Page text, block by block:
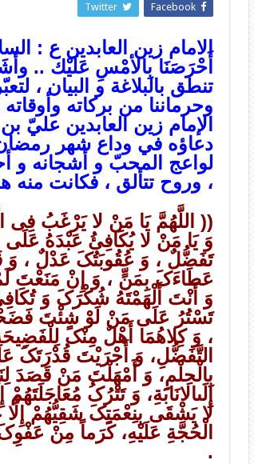
Facebook
Twitter
الامام زين العابدين ع :
أَحْرَصَنَا بِالأمْسِ عَلَيْك ..
تنطق بالبلاغة و البيان ،
وحرماننا من بركاته
الإمام زين العابدين عليّ
دعاؤه في وداع شهر رمضان
لواعج المحبّ و أشجانه و
، وروح تتألق ، فكانت منه
(( اللَّهُمَّ یَا مَنْ لا یَرْغَبُ فِی
وَ یَا مَنْ لا یُکَافِئُ عَبْدَهُ عَلَى
تَفَضُّلٌ ، وَ عُقُوبَتُکَ عَدْلٌ ،
عَطَاءَکَ بِمَنٍّ ، وَ إِنْ مَنَعْتَ
وَ أَنْتَ أَلْهَمْتَهُ شُکْرَکَ وَ
تَسْتُرُ عَلَى مَنْ لَوْ شِئْتَ
، وَ کِلاهُمَا أَهْلٌ مِنْکَ
التَّفَضُّلِ، وَ أَجْرَیْتَ قُدْرَتَکَ
بِالْحِلْمِ، وَ أَمْهَلْتَ مَنْ قَصَدَ
إِلَىالانَابَةِ، وَ تَتْرُکُ
لا یَشْقَى بِنِعْمَتِکَ شَقِیُّهُمْ إِلَّا
الْحُجَّةِ عَلَیْهِ، کَرَماً مِنْ
.